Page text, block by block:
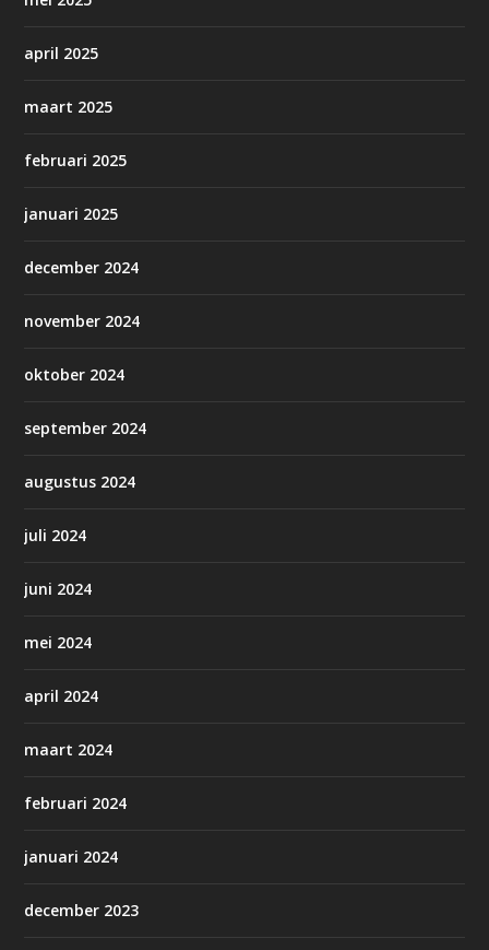
april 2025
maart 2025
februari 2025
januari 2025
december 2024
november 2024
oktober 2024
september 2024
augustus 2024
juli 2024
juni 2024
mei 2024
april 2024
maart 2024
februari 2024
januari 2024
december 2023